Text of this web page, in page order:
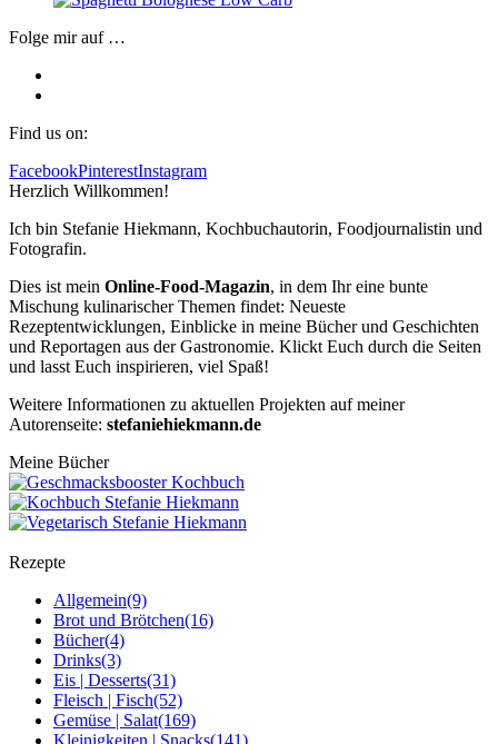
Folge mir auf …
Find us on:
FacebookPinterestInstagram
Herzlich Willkommen!
Ich bin Stefanie Hiekmann, Kochbuchautorin, Foodjournalistin und
Fotografin.
Dies ist mein Online-Food-Magazin, in dem Ihr eine bunte
Mischung kulinarischer Themen findet: Neueste
Rezeptentwicklungen, Einblicke in meine Bücher und Geschichten
und Reportagen aus der Gastronomie. Klickt Euch durch die Seiten
und lasst Euch inspirieren, viel Spaß!
Weitere Informationen zu aktuellen Projekten auf meiner
Autorenseite: stefaniehiekmann.de
Meine Bücher
Rezepte
Allgemein(9)
Brot und Brötchen(16)
Bücher(4)
Drinks(3)
Eis | Desserts(31)
Fleisch | Fisch(52)
Gemüse | Salat(169)
Kleinigkeiten | Snacks(141)